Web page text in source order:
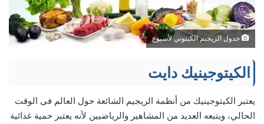
جدول الريجيم الكيتوني لأسبوع
الكيتوجينيك دايت
يعتبر الكيتوجينيك من أنظمة الريجيم الشائعة حول العالم فى الوقت
الحالي، ويتبعه العديد من المشاهير والرياضيين لأنه يعتبر حمية غذائية